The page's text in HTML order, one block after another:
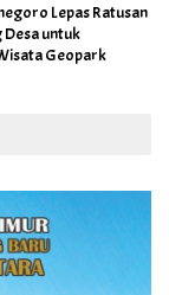
Lepas Ratusan
Desa untuk
Geopark